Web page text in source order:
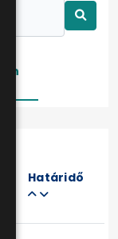
Határidő